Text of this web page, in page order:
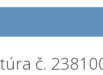
č.